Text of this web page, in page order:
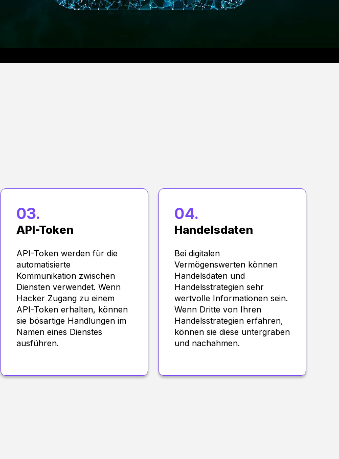
03.
API-Token
API-Token werden für die
automatisierte
Kommunikation zwischen
Diensten verwendet. Wenn
Hacker Zugang zu einem
API-Token erhalten, können
sie bösartige Handlungen im
Namen eines Dienstes
ausführen.
04.
Handelsdaten
Bei digitalen
Vermögenswerten können
Handelsdaten und
Handelsstrategien sehr
wertvolle Informationen sein.
Wenn Dritte von Ihren
Handelsstrategien erfahren,
können sie diese untergraben
und nachahmen.